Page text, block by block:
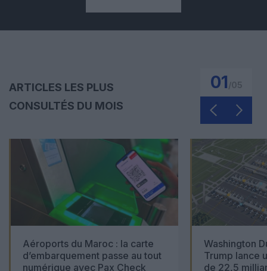
ARTICLES LES PLUS
CONSULTÉS DU MOIS
01
Aéroports du Maroc : la carte
d’embarquement passe au tout
numérique avec Pax Check
Washington
Trump lance
de 22,5